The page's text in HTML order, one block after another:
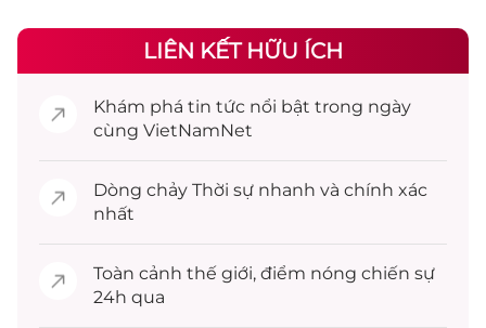
LIÊN KẾT HỮU ÍCH
Khám phá tin tức nổi bật trong ngày
cùng VietNamNet
Dòng chảy Thời sự nhanh và chính xác
nhất
Toàn cảnh thế giới, điểm nóng chiến sự
24h qua